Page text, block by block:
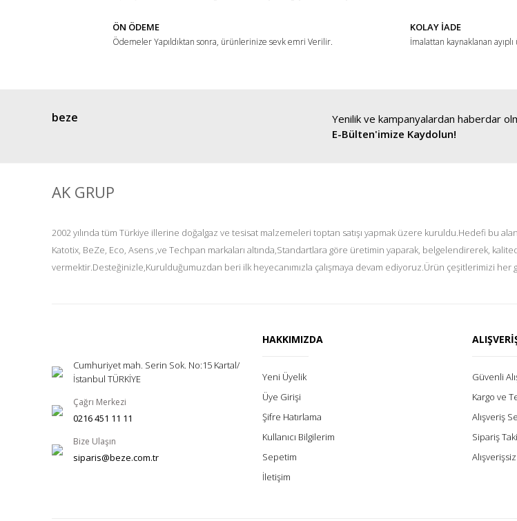
Bu ürüne benzer farklı alternatifler olmalı.
Gönder
ÖN ÖDEME
Ödemeler Yapıldıktan sonra, ürünlerinize sevk emri Verilir.
KOLAY İADE
İmalattan kaynaklanan
beze
Yenilik ve kampanyalardan haberdar
E-Bülten'imize Kaydolun!
AK GRUP
2002 yılında tüm Türkiye illerine doğalgaz ve tesisat malzemeleri toptan satışı yapmak üzere kuruldu.Hedefi bu
Katotix, BeZe, Eco, Asens ,ve Techpan markaları altında,Standartlara göre üretimin yaparak, belgelendirerek,
vermektir.Desteğinizle,Kurulduğumuzdan beri ilk heyecanımızla çalışmaya devam ediyoruz.Ürün çeşitlerimizi her
Cumhuriyet mah. Serin Sok. No:15 Kartal/
İstanbul TÜRKİYE
Çağrı Merkezi
0216 451 11 11
Bize Ulaşın
siparis@beze.com.tr
HAKKIMIZDA
Yeni Üyelik
Üye Girişi
Şifre Hatırlama
Kullanıcı Bilgilerim
Sepetim
İletişim
Güvenli
Kargo ve
Alışveriş
Sipariş